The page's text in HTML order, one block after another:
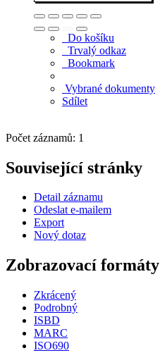
Do košíku
Trvalý odkaz
Bookmark
Vybrané dokumenty
Sdílet
Počet záznamů: 1
Související stránky
Detail záznamu
Odeslat e-mailem
Export
Nový dotaz
Zobrazovací formáty
Zkrácený
Podrobný
ISBD
MARC
ISO690